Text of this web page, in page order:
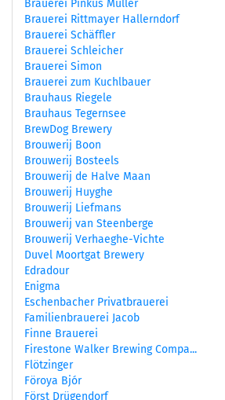
Brauerei Pinkus Müller
Brauerei Rittmayer Hallerndorf
Brauerei Schäffler
Brauerei Schleicher
Brauerei Simon
Brauerei zum Kuchlbauer
Brauhaus Riegele
Brauhaus Tegernsee
BrewDog Brewery
Brouwerij Boon
Brouwerij Bosteels
Brouwerij de Halve Maan
Brouwerij Huyghe
Brouwerij Liefmans
Brouwerij van Steenberge
Brouwerij Verhaeghe-Vichte
Duvel Moortgat Brewery
Edradour
Enigma
Eschenbacher Privatbrauerei
Familienbrauerei Jacob
Finne Brauerei
Firestone Walker Brewing Compa...
Flötzinger
Föroya Bjór
Först Drügendorf